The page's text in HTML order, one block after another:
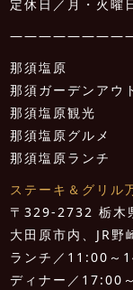
定休日／月・火曜
那須塩原
那須ガーデンアウ
那須塩原観光
那須塩原グルメ
那須塩原ランチ
ステーキ＆グリル
〒329-2732 栃木
大田原市内、JR
ランチ／11:00～
ディナー／17:00